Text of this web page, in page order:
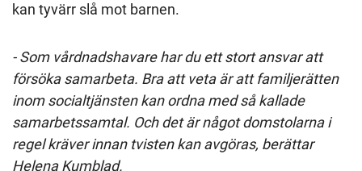
kan tyvärr slå mot barnen.
- Som vårdnadshavare har du ett stort ansvar att
försöka samarbeta. Bra att veta är att familjerätten
inom socialtjänsten kan ordna med så kallade
samarbetssamtal. Och det är något domstolarna i
regel kräver innan tvisten kan avgöras, berättar
Helena Kumblad.